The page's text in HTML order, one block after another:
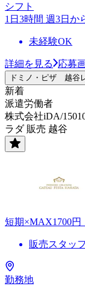
シフト
1日3時間 週3日か
未経験OK
詳細を見る 応募
ドミノ・ピザ 越谷
新着
派遣労働者
株式会社iDA/
ラダ 販売 越谷
短期×MAX1700
販売スタッフ
勤務地